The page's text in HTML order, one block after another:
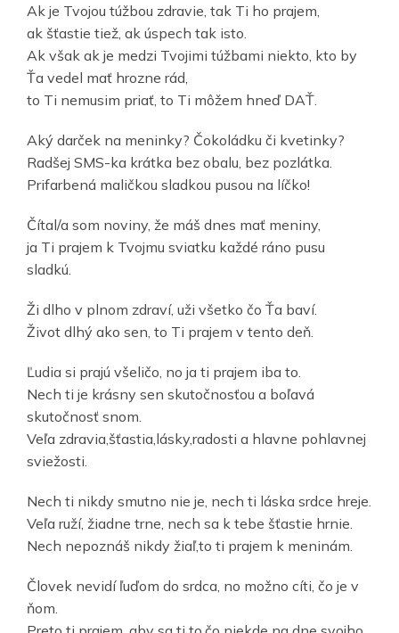
Ak je Tvojou túžbou zdravie, tak Ti ho prajem,
ak šťastie tiež, ak úspech tak isto.
Ak však ak je medzi Tvojimi túžbami niekto, kto by
Ťa vedel mať hrozne rád,
to Ti nemusim priať, to Ti môžem hneď DAŤ.
Aký darček na meninky? Čokoládku či kvetinky?
Radšej SMS-ka krátka bez obalu, bez pozlátka.
Prifarbená maličkou sladkou pusou na líčko!
Čítal/a som noviny, že máš dnes mať meniny,
ja Ti prajem k Tvojmu sviatku každé ráno pusu
sladkú.
Ži dlho v plnom zdraví, uži všetko čo Ťa baví.
Život dlhý ako sen, to Ti prajem v tento deň.
Ľudia si prajú všeličo, no ja ti prajem iba to.
Nech ti je krásny sen skutočnosťou a boľavá
skutočnosť snom.
Veľa zdravia,šťastia,lásky,radosti a hlavne pohlavnej
sviežosti.
Nech ti nikdy smutno nie je, nech ti láska srdce hreje.
Veľa ruží, žiadne trne, nech sa k tebe šťastie hrnie.
Nech nepoznáš nikdy žiaľ,to ti prajem k meninám.
Človek nevidí ľuďom do srdca, no možno cíti, čo je v
ňom.